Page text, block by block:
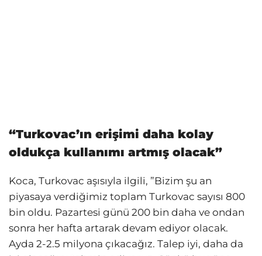
“Turkovac’ın erişimi daha kolay
oldukça kullanımı artmış olacak”
Koca, Turkovac aşısıyla ilgili, ”Bizim şu an
piyasaya verdiğimiz toplam Turkovac sayısı 800
bin oldu. Pazartesi günü 200 bin daha ve ondan
sonra her hafta artarak devam ediyor olacak.
Ayda 2-2.5 milyona çıkacağız. Talep iyi, daha da